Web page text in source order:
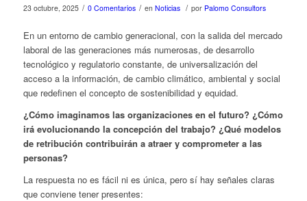
23 octubre, 2025 / 0 Comentarios / en Noticias / por Palomo Consultors
En un entorno de cambio generacional, con la salida del mercado
laboral de las generaciones más numerosas, de desarrollo
tecnológico y regulatorio constante, de universalización del
acceso a la información, de cambio climático, ambiental y social
que redefinen el concepto de sostenibilidad y equidad.
¿Cómo imaginamos las organizaciones en el futuro? ¿Cómo
irá evolucionando la concepción del trabajo? ¿Qué modelos
de retribución contribuirán a atraer y comprometer a las
personas?
La respuesta no es fácil ni es única, pero sí hay señales claras
que conviene tener presentes: